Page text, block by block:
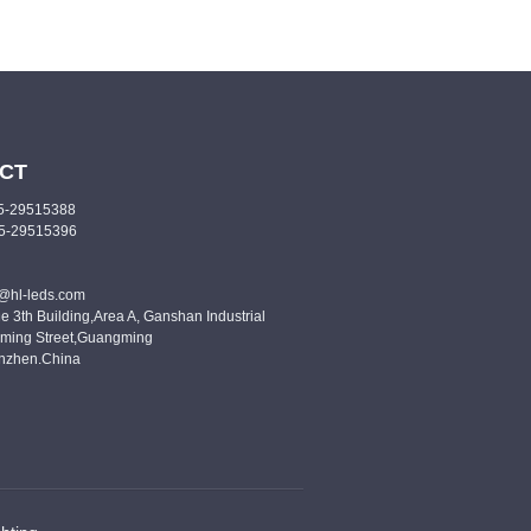
29515388
29515396
leds.com
3th Building,Area A, Ganshan Industrial
Street,Guangming